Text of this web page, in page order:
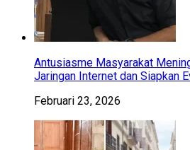
Antusiasme Masyarakat
Jaringan Internet dan Siapkan
Februari 23, 2026